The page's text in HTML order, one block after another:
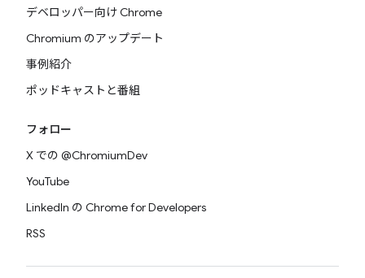
デベロッパー向け Chrome
Chromium のアップデート
事例紹介
ポッドキャストと番組
フォロー
X での @ChromiumDev
YouTube
LinkedIn の Chrome for Developers
RSS